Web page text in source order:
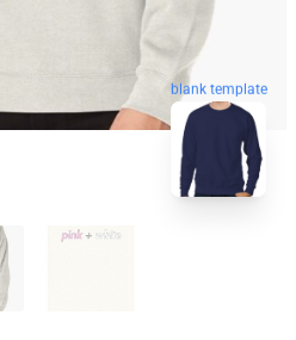
blank template